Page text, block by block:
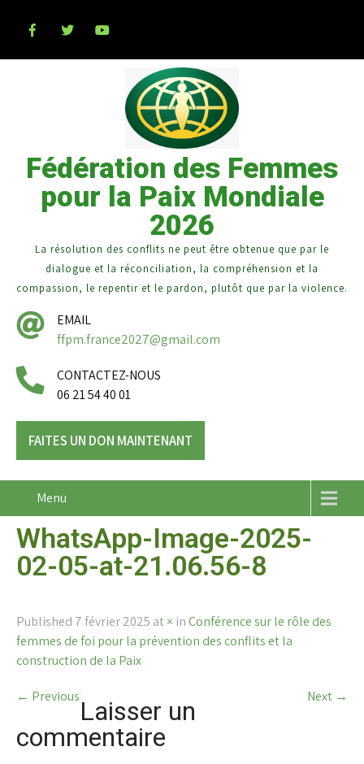
Fédération des Femmes
pour la Paix Mondiale
2026
La résolution des conflits ne peut être obtenue que par le
dialogue et la réconciliation, la compréhension et la
compassion, le repentir et le pardon, plutôt que par la violence.
EMAIL
ffpm.france2027@gmail.com
CONTACTEZ-NOUS
06 21 54 40 01
FAITES UN DON MAINTENANT
Menu
WhatsApp-Image-2025-
02-05-at-21.06.56-8
Published 7 février 2025 at × inConférence sur le rôle des
femmes de foi pour la prévention des conflits et la
construction de la Paix
← Previous Next →
Laisser un
commentaire